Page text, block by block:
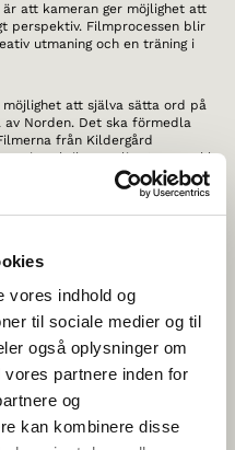
vores indhold og
til sociale medier og til
også oplysninger om
partnere inden for
og
kan kombinere disse
att kameran ger möjlighet att
perspektiv. Filmprocessen blir
utmaning och en träning i
att själva sätta ord på
Norden. Det ska förmedla
från Kildergård
i praktiken, enligt Sara Prahl
på Det Danske Filminstitut.
verkligen duktiga på att
en annan satte ord på
sig själv, säger hon.
närmiljö, samtidigt som de
liv liknar eller skiljer sig åt från
och lärorikt för eleverna att
upptar andra unga i Norden –
går och grubblar över något
skillnader och likheter kommer